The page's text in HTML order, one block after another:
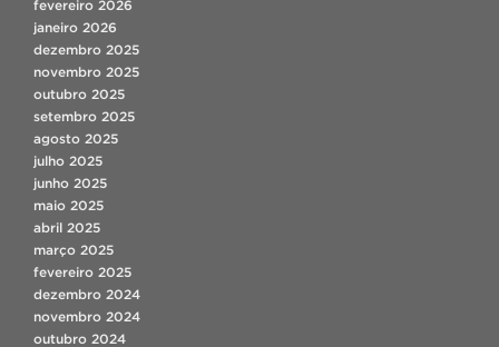
fevereiro 2026
janeiro 2026
dezembro 2025
novembro 2025
outubro 2025
setembro 2025
agosto 2025
julho 2025
junho 2025
maio 2025
abril 2025
março 2025
fevereiro 2025
dezembro 2024
novembro 2024
outubro 2024